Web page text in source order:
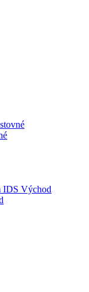
IDS Východ